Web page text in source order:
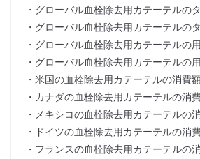
・グローバル血栓除去用カテーテルの
・グローバル血栓除去用カテーテルの
・グローバル血栓除去用カテーテルの
・グローバル血栓除去用カテーテルの
・米国の血栓除去用カテーテルの消費
・カナダの血栓除去用カテーテルの消
・メキシコの血栓除去用カテーテルの
・ドイツの血栓除去用カテーテルの消
・フランスの血栓除去用カテーテルの